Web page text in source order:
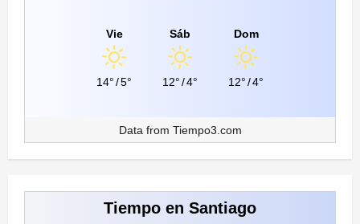
Vie
14°/5°
Sáb
12°/4°
Dom
12°/4°
Data from Tiempo3.com
Tiempo en Santiago